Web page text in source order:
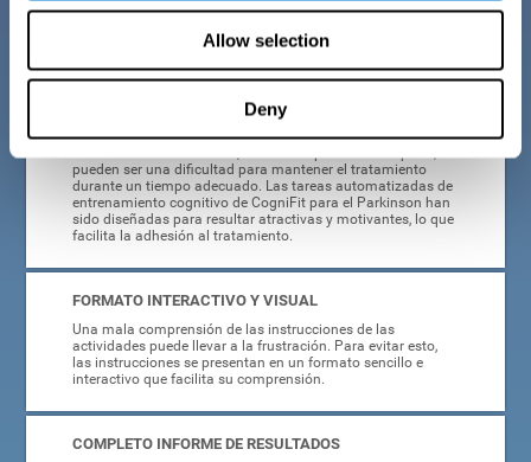
Allow selection
Deny
diseñado para que cualquier usuario, ya sea el propio
de utilizarlo sin ayuda externa.
ALTAMENTE ATRACTIVO
Algunos síntomas secundarios relacionados con la
pueden ser una dificultad para mantener el tratamiento
durante un tiempo adecuado. Las tareas automatizadas de
entrenamiento cognitivo de CogniFit para el Parkinson han
sido diseñadas para resultar atractivas y motivantes, lo que
facilita la adhesión al tratamiento.
FORMATO INTERACTIVO Y VISUAL
Una mala comprensión de las instrucciones de las
actividades puede llevar a la frustración. Para evitar esto,
las instrucciones se presentan en un formato sencillo e
interactivo que facilita su comprensión.
COMPLETO INFORME DE RESULTADOS